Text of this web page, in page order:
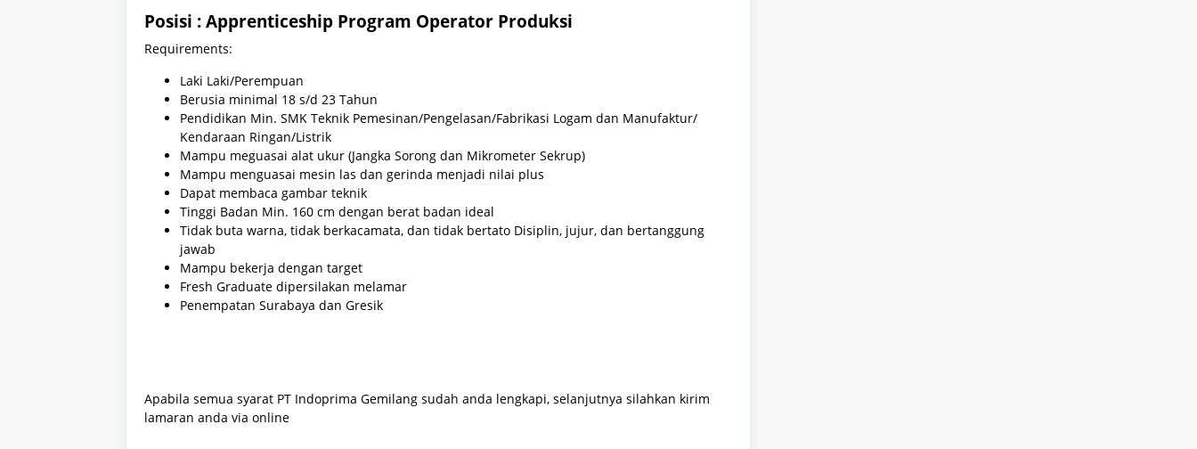
Posisi : Apprenticeship Program Operator Produksi
Requirements:
Laki Laki/Perempuan
Berusia minimal 18 s/d 23 Tahun
Pendidikan Min. SMK Teknik Pemesinan/Pengelasan/Fabrikasi Logam dan Manufaktur/
Kendaraan Ringan/Listrik
Mampu meguasai alat ukur (Jangka Sorong dan Mikrometer Sekrup)
Mampu menguasai mesin las dan gerinda menjadi nilai plus
Dapat membaca gambar teknik
Tinggi Badan Min. 160 cm dengan berat badan ideal
Tidak buta warna, tidak berkacamata, dan tidak bertato Disiplin, jujur, dan bertanggung
jawab
Mampu bekerja dengan target
Fresh Graduate dipersilakan melamar
Penempatan Surabaya dan Gresik
Apabila semua syarat PT Indoprima Gemilang sudah anda lengkapi, selanjutnya silahkan kirim
lamaran anda via online